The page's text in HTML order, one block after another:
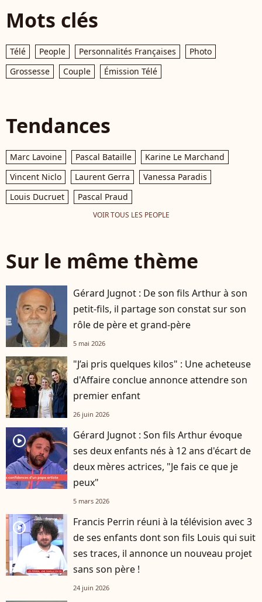
Mots clés
Télé People Personnalités Françaises
Photo
Grossesse
Couple Émission Télé
Tendances
Marc Lavoine Pascal Bataille
Karine Le Marchand
Vincent Niclo
Laurent Gerra
Vanessa Paradis
Louis Ducruet
Pascal Praud
VOIR TOUS LES PEOPLE
Sur le même thème
Gérard Jugnot : De son fils Arthur à son
petit-fils, il partage son constat sur son
rôle de père et grand-père
5 mai 2026
"J’ai pris quelques kilos" : Une acheteuse
d'Affaire conclue annonce attendre son
premier enfant
26 juin 2026
player2
Gérard Jugnot : Son fils Arthur évoque
ses deux enfants nés à 12 ans d'écart de
deux mères actrices, "Je fais ce que je
peux"
5 mars 2026
player2
Francis Perrin réuni à la télévision avec 3
de ses enfants dont son fils Louis qui suit
ses traces, il annonce un nouveau projet
sans son père !
24 juin 2026